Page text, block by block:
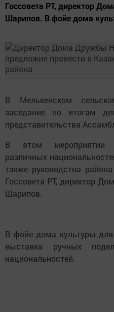
Госсовета РТ, директор
Шарипов. В фойе дома
В Мелькенском
заседание по итогам
представительства
В этом мероприятии
различных
также руководства
Госсовета РТ, директор
Шарипов.
В фойе дома культуры
выставка ручных
национальностей.